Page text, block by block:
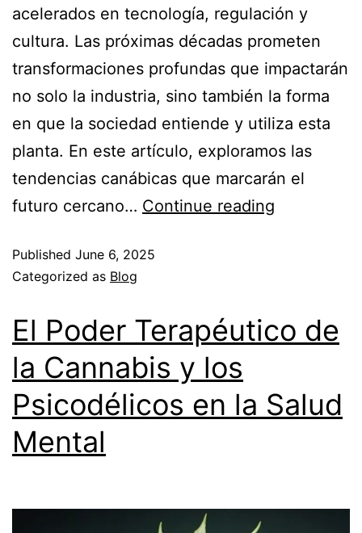
acelerados en tecnología, regulación y
cultura. Las próximas décadas prometen
transformaciones profundas que impactarán
no solo la industria, sino también la forma
en que la sociedad entiende y utiliza esta
planta. En este artículo, exploramos las
tendencias canábicas que marcarán el
futuro cercano… Continue reading
Published June 6, 2025
Categorized as Blog
El Poder Terapéutico de
la Cannabis y los
Psicodélicos en la Salud
Mental